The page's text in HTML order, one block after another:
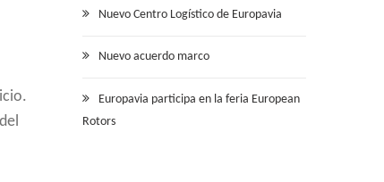
Nuevo Centro Logístico de Europavia
Nuevo acuerdo marco
Europavia participa en la feria European
Rotors